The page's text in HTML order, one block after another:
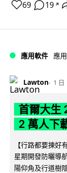
69 19 ↗
應用軟件 應
Lawton 1 日
首爾大生
2 萬人下
【行路都要揀
星期開發防曬導
陽仰角及行道樹